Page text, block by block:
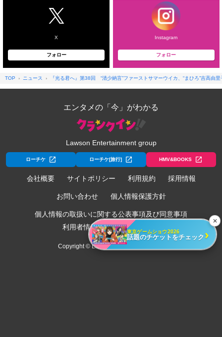
X
フォロー
Instagram
フォロー
TOP ニュース 『光る君へ』第38回 “清少納言”ファーストサマーウイカ、“まひろ”吉高由
エンタメの「今」がわかる
Lawson Entertainment group
ローチケ ローチケ[旅行] HMV&BOOKS
会社概要 サイトポリシー 利用規約 採用情報
お問い合わせ 個人情報保護方針
個人情報の取扱いに関する公表事項及び同意事項
利用者情報の外部送信について
Copyright © Lawson Entertainment, Inc.
✕
東京ゲームショウ2026
話題のチケットをチェック ›